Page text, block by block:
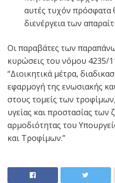
αυτές τυχόν πρόσφατα
διενέργεια των
Οι παραβάτες των
κυρώσεις του νόμου 4235/
“Διοικητικά μέτρα,
εφαρμογή της ενωσιακής
στους τομείς των
υγείας και προστασίας των
αρμοδιότητας του
και Τροφίμων.”